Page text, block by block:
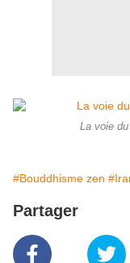
La voie
#Bouddhisme zen
Partager